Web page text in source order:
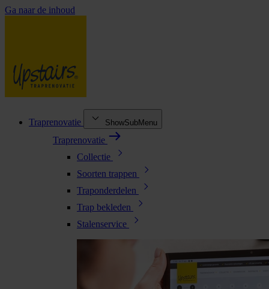
Ga naar de inhoud
Traprenovatie ShowSubMenu
Traprenovatie
Collectie
Soorten trappen
Traponderdelen
Trap bekleden
Stalenservice